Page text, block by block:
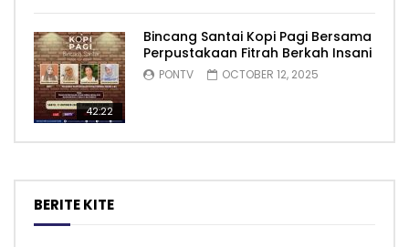
42:22
Bincang Santai Kopi Pagi Bersama
Perpustakaan Fitrah Berkah Insani
PONTV OCTOBER 12, 2025
BERITE KITE